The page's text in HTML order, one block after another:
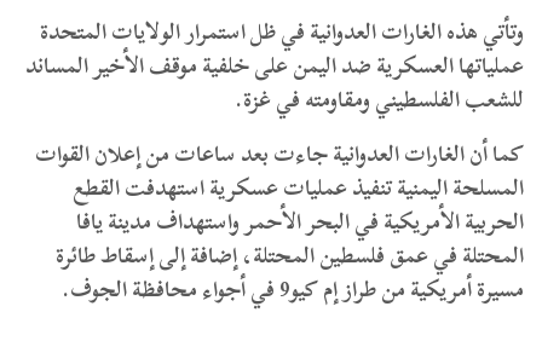
وتأتي هذه الغارات العدوانية في ظل استمرار الولايات المتحدة
عملياتها العسكرية ضد اليمن على خلفية موقف الأخير المساند
للشعب الفلسطيني ومقاومته في غزة.
كما أن الغارات العدوانية جاءت بعد ساعات من إعلان القوات
المسلحة اليمنية تنفيذ عمليات عسكرية استهدفت القطع
الحربية الأمريكية في البحر الأحمر واستهداف مدينة يافا
المحتلة في عمق فلسطين المحتلة، إضافة إلى إسقاط طائرة
مسيرة أمريكية من طراز إم كيو9 في أجواء محافظة الجوف.